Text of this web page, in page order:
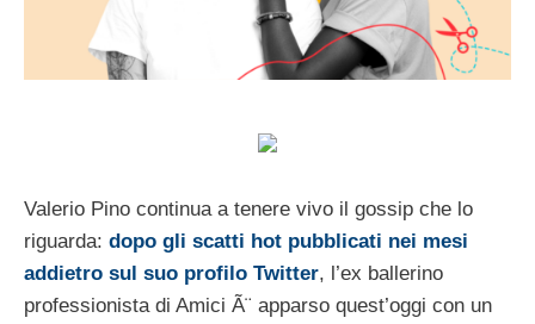
Valerio Pino continua a tenere vivo il gossip che lo
riguarda: dopo gli scatti hot pubblicati nei mesi
addietro sul suo profilo Twitter, l’ex ballerino
professionista di Amici Ã¨ apparso quest’oggi con un